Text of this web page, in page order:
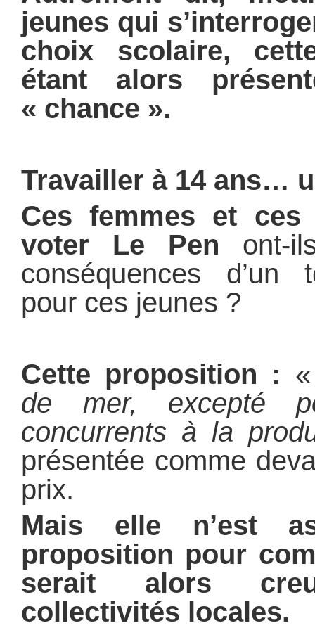
jeunes qui
choix scolaire,
étant alors
« chance ».
Travailler à 14 ans…
Ces femmes et ces
voter Le Pen ont-
conséquences d’un
pour ces jeunes ?
Cette proposition :
de mer, excepté
concurrents à la
présentée comme
prix.
Mais elle n’est
proposition pour
serait alors
collectivités locales.